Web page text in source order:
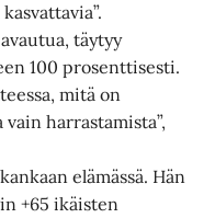
täytyy
100 prosenttisesti.
mitä on
harrastamista”,
elämässä. Hän
+65 ikäisten